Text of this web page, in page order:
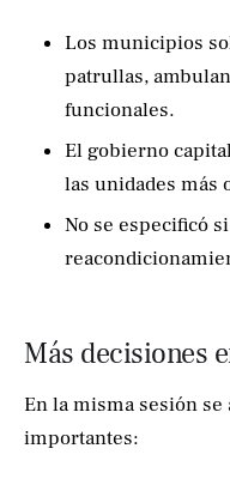
Los municipios
patrullas,
funcionales.
El gobierno
las unidades más
No se especificó
Más decisiones
En la misma sesión
importantes: